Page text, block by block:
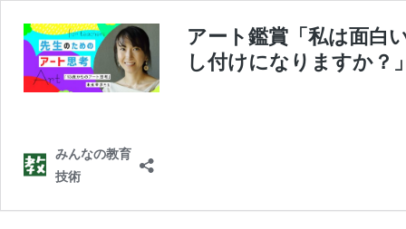
アート鑑賞「私は面白
し付けになりますか？
みんなの教育
技術